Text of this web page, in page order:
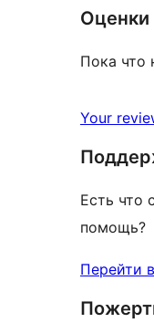
Оценки
Пока что
Your
Есть что
помощь?
Перейти